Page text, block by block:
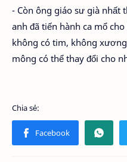
- Còn ông giáo sư già nhất
anh đã tiến hành ca mổ
không có tim, không
mông có thể thay đổi cho